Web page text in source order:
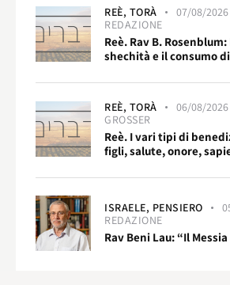
REÈ, TORÀ 07/08/2026
REDAZIONE
Reè. Rav B.
shechità e il consumo
REÈ, TORÀ 06/08/2026
GROSSER
Reè. I vari tipi di
figli, salute, onore,
ISRAELE, PENSIERO
REDAZIONE
Rav Beni Lau: “Il